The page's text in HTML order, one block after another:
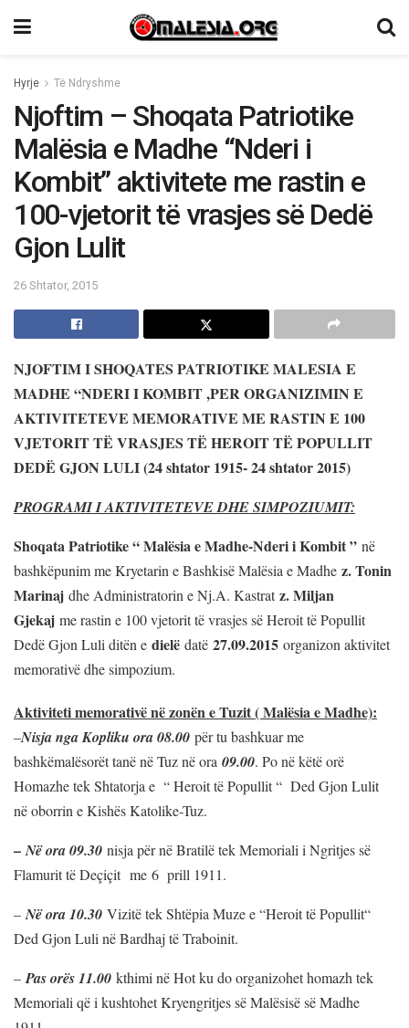
Hyrje Të Ndryshme
Njoftim – Shoqata Patriotike
Malësia e Madhe “Nderi i
Kombit” aktivitete me rastin e
100-vjetorit të vrasjes së Dedë
Gjon Lulit
26 Shtator, 2015
NJOFTIM I SHOQATES PATRIOTIKE MALESIA E
MADHE “NDERI I KOMBIT ,PER ORGANIZIMIN E
AKTIVITETEVE MEMORATIVE ME RASTIN E 100
VJETORIT TË VRASJES TË HEROIT TË POPULLIT
DEDË GJON LULI (24 shtator 1915- 24 shtator 2015)
PROGRAMI I AKTIVITETEVE DHE SIMPOZIUMIT:
Shoqata Patriotike “ Malësia e Madhe-Nderi i Kombit ” në
bashkëpunim me Kryetarin e Bashkisë Malësia e Madhe z. Tonin
Marinaj dhe Administratorin e Nj.A. Kastratz. Miljan
Gjekaj me rastin e 100 vjetorit të vrasjes së Heroit të Popullit
Dedë Gjon Luli ditën e dielë datë 27.09.2015 organizon aktivitet
memorativë dhe simpozium.
Aktiviteti memorativë në zonën e Tuzit ( Malësia e Madhe):
–Nisja nga Kopliku ora 08.00 për tu bashkuar me
bashkëmalësorët tanë në Tuz në ora 09.00. Po në këtë orë
Homazhe tek Shtatorja e “ Heroit të Popullit “ Ded Gjon Lulit
në oborrin e Kishës Katolike-Tuz.
–Në ora 09.30 nisja për në Bratilë tek Memoriali i Ngritjes së
Flamurit të Deçiçit me 6 prill 1911.
– Në ora 10.30 Vizitë tek Shtëpia Muze e “Heroit të Popullit“
Ded Gjon Luli në Bardhaj të Traboinit.
– Pas orës 11.00 kthimi në Hot ku do organizohet homazh tek
Memoriali që i kushtohet Kryengritjes së Malësisë së Madhe